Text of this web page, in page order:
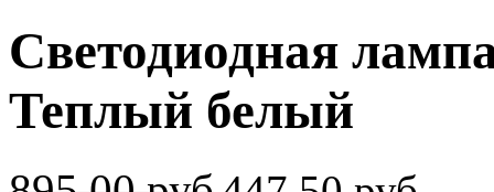
Светодиодная
Теплый белый